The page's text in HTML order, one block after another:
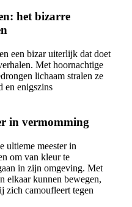
het bizarre
een bizar uiterlijk dat doet
Met hoornachtige
lichaam stralen ze
en enigszins
in vermomming
ultieme meester in
om van kleur te
in zijn omgeving. Met
elkaar kunnen bewegen,
camoufleert tegen